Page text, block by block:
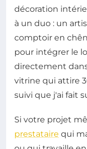
décoration
à un duo : un
comptoir en
pour intégrer le
directement
vitrine qui attire
suivi que j'ai fait
Si votre projet
prestataire qui